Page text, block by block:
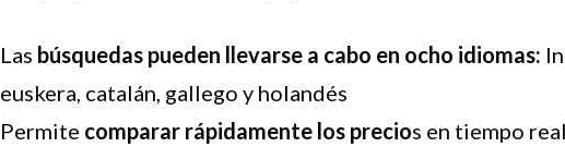
Las búsquedas pueden llevarse a cabo en ocho idiomas:
euskera, catalán, gallego y holandés
Permite comparar rápidamente los precios en tiempo